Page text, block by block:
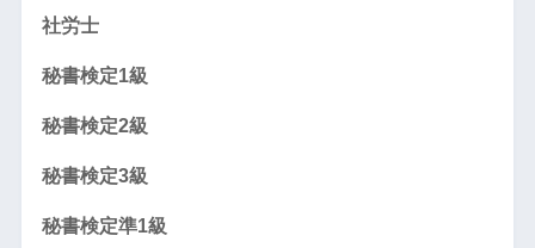
社労士
秘書検定1級
秘書検定2級
秘書検定3級
秘書検定準1級